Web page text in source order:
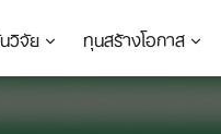
วิจัย ทุนสร้างโอกาส